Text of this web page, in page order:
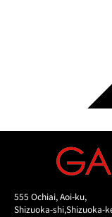
555 Ochiai, Aoi-ku,
Shizuoka-shi,Shizuoka-